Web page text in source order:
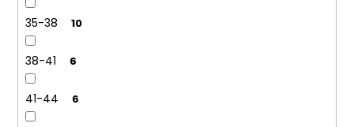
35-38 10
38-41 6
41-44 6